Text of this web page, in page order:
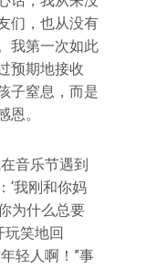
们，也从没有
我第一次如此
预期地接收
子窒息，而是
恩。
音乐节遇到
‘我刚和你妈
为什么总要
玩笑地回
轻人啊！”事